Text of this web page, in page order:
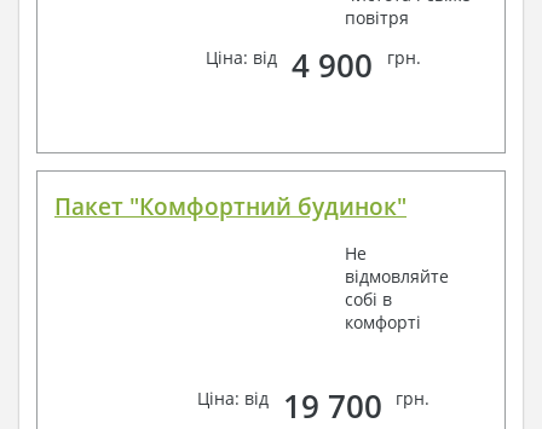
повітря
Ціна: від
4 900 грн.
Пакет "Комфортний будинок"
Не
відмовляйте
собі в
комфорті
Ціна: від 19 700 грн.